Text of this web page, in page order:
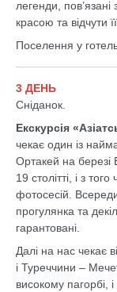
легенди,
красою та відчути
Поселення у
3 ДЕНЬ
Сніданок.
Екскурсія
чекає один із
Ортакей на березі
19 столітті, і з
фотосесій.
прогулянка та
гарантовані.
Далі на нас чекає
і Туреччини –
високому пагорбі,